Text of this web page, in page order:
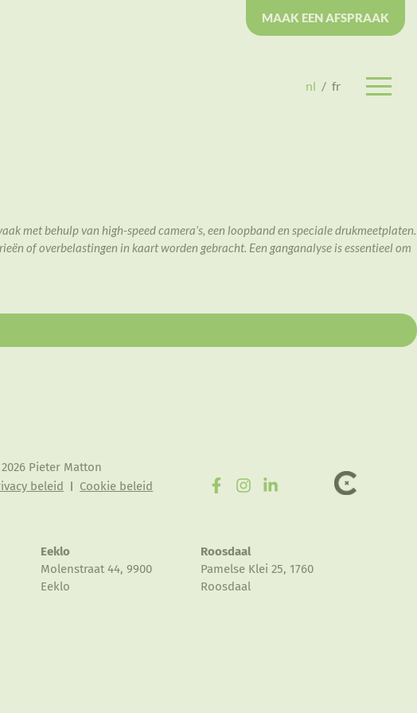
MAAK EEN AFSPRAAK
nl / fr
met behulp van high-speed camera’s, een loopband en speciale drukmeetplaten.
of overbelastingen in kaart worden gebracht. Een ganganalyse is essentieel om
Pieter Matton
beleid
Cookie beleid
Eeklo
Molenstraat 44, 9900
Eeklo
Roosdaal
Pamelse Klei 25, 1760
Roosdaal